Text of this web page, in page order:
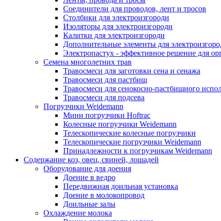
Соединители для проводов, лент и тросов
Столбики для электроизгороди
Изоляторы для электроизгороди
Калитки для электроизгороди
Дополнительные элементы для
Электропастух - эффективное решение для
Семена многолетних трав
Травосмеси для заготовки сена и сенажа
Травосмеси для пастбищ
Травосмеси для сенокосно-пастбищного
Травосмеси для подсева
Погрузчики Weidemann
Мини погрузчики Hoftraс
Колесные погрузчики Weidemann
Телескопические колесные погрузчики
Телескопические погрузчики Weidemann
Принадлежности к погрузчикам Weidemann
Содержание коз, овец, свиней, лошадей
Оборудование для доения
Доение в ведро
Передвижная доильная установка
Доение в молокопровод
Доильные залы
Охлаждение молока